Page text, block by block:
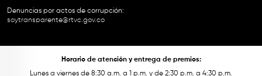
Denuncias por actos de corrupción:
soytransparente@rtvc.gov.co
Horario de atención y entrega de premios:
Lunes a viernes de 8:30 a.m. a 1 p.m. y de 2:30 p.m. a 4:30 p.m.